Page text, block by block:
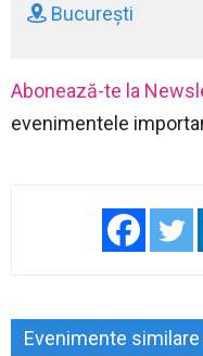
București
Abonează-te la
evenimentele
Evenimente